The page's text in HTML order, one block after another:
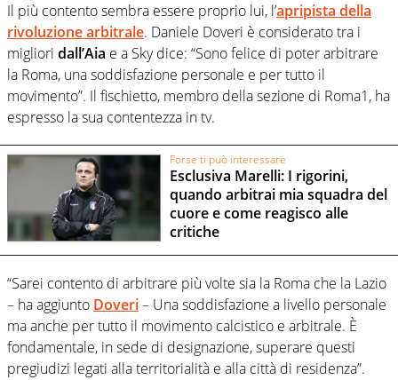
Il più contento sembra essere proprio lui, l’apripista della
rivoluzione arbitrale. Daniele Doveri è considerato tra i
migliori dall’Aia e a Sky dice: “Sono felice di poter arbitrare
la Roma, una soddisfazione personale e per tutto il
movimento”. Il fischietto, membro della sezione di Roma1, ha
espresso la sua contentezza in tv.
Forse ti può interessare
Esclusiva Marelli: I rigorini,
quando arbitrai mia squadra del
cuore e come reagisco alle
critiche
“Sarei contento di arbitrare più volte sia la Roma che la Lazio
– ha aggiunto Doveri– Una soddisfazione a livello personale
ma anche per tutto il movimento calcistico e arbitrale. È
fondamentale, in sede di designazione, superare questi
pregiudizi legati alla territorialità e alla città di residenza”.